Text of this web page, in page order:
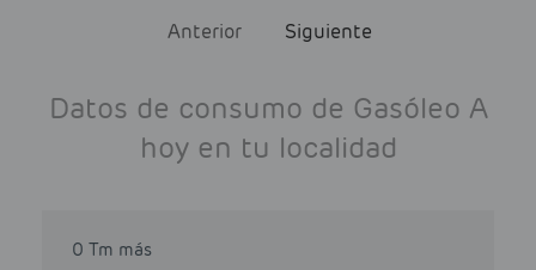
Anterior Siguiente
Datos de consumo de Gasóleo A
hoy en tu localidad
0 Tm más